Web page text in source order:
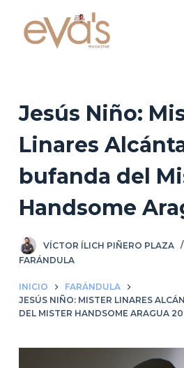
a
n
n
d
o
Jesús Niño:
Linares
bufanda del
Handsome
VÍCTOR ÍLICH PIÑERO PLAZA
FARÁNDULA
INICIO
FARÁNDULA
JESÚS NIÑO: MISTER LINARES
DEL MISTER HANDSOME ARAGUA